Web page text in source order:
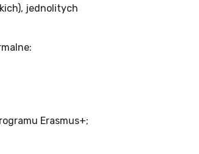
jednolitych
Erasmus+;